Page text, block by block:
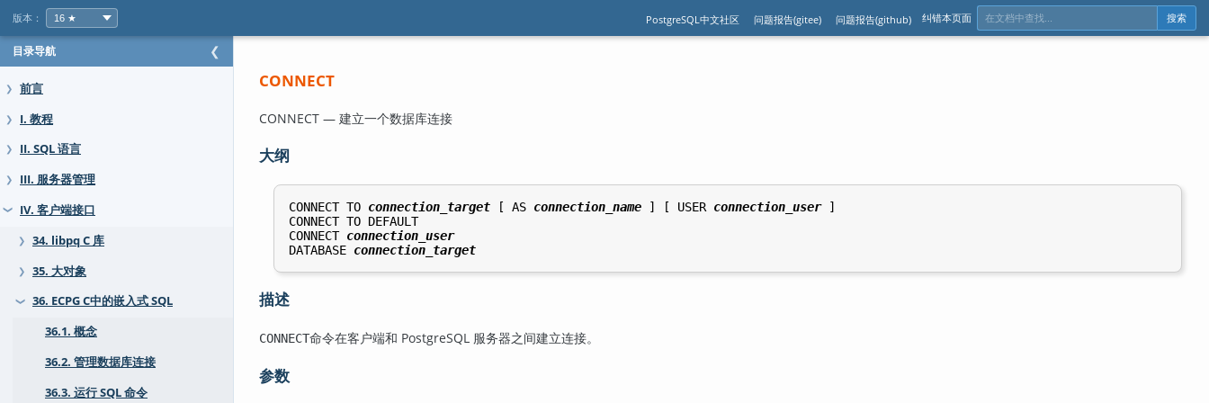
版本： PostgreSQL中文社区 问题报告(gitee) 问题报告(github) 纠错本页面 搜索
目录导航 ❮
❯ 前言
❯ I. 教程
❯ II. SQL 语言
❯ III. 服务器管理
❯ IV. 客户端接口
❯ 34. libpq C 库
❯ 35. 大对象
❯
36. ECPG C中的嵌入式 SQL
36.1. 概念
36.2. 管理数据库连接
36.3. 运行 SQL 命令
CONNECT
CONNECT — 建立一个数据库连接
大纲
CONNECT TO connection_target [ AS connection_name ] [ USER connection_user ]
CONNECT TO DEFAULT
CONNECT connection_user
DATABASE connection_target
描述
CONNECT命令在客户端和 PostgreSQL 服务器之间建立连接。
参数